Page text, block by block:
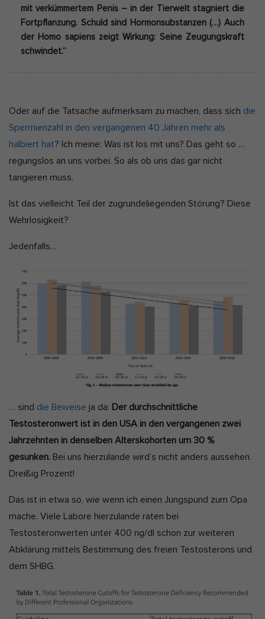
mit verkümmertem Penis – in der Tierwelt stagniert die
Fortpflanzung. Schuld sind Hormonsubstanzen (…) Auch
der Homo sapiens zeigt Wirkung: Seine Zeugungskraft
schwindet.“
Oder auf die Tatsache aufmerksam zu machen, dass sich die
Spermienzahl in den vergangenen 40 Jahren mehr als
halbiert hat? Ich meine: Was ist los mit uns? Das geht so …
regungslos an uns vorbei. So als ob uns das gar nicht
tangieren muss.
Ist das vielleicht Teil der zugrundeliegenden Störung? Diese
Wehrlosigkeit?
Jedenfalls…
… sind die Beweise ja da: Der durchschnittliche
Testosteronwert ist in den USA in den vergangenen zwei
Jahrzehnten in denselben Alterskohorten um 30 %
gesunken. Bei uns hierzulande wird’s nicht anders aussehen.
Dreißig Prozent!
Das ist in etwa so, wie wenn ich einen Jungspund zum Opa
mache. Viele Labore hierzulande raten bei
Testosteronwerten unter 400 ng/dl schon zur weiteren
Abklärung mittels Bestimmung des freien Testosterons und
dem SHBG.